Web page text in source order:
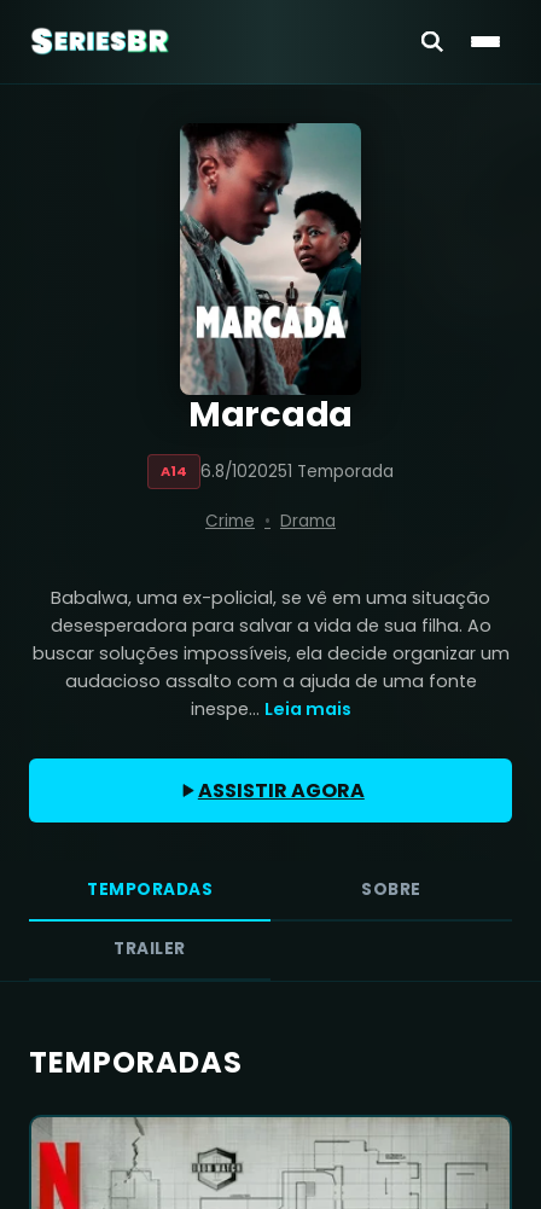
Marcada
A14 6.8/1020251 Temporada
Crime Drama
Babalwa, uma ex-policial, se vê em uma situação
desesperadora para salvar a vida de sua filha. Ao
buscar soluções impossíveis, ela decide organizar um
audacioso assalto com a ajuda de uma fonte
inespe... Leia mais
ASSISTIR AGORA
TEMPORADAS SOBRE
TRAILER
TEMPORADAS